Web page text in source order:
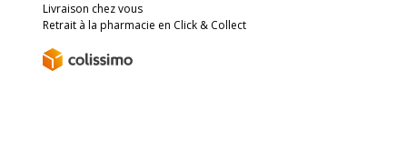
Livraison chez vous
Retrait à la pharmacie en Click & Collect